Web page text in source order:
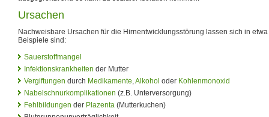
Ursachen
Nachweisbare Ursachen für die Hirnentwicklungsstörung lassen sich in
Beispiele sind:
Sauerstoffmangel
Infektionskrankheiten der Mutter
Vergiftungen durch Medikamente,Alkohol oder Kohlenmonoxid
Nabelschnurkomplikationen (z.B. Unterversorgung)
Fehlbildungen der Plazenta (Mutterkuchen)